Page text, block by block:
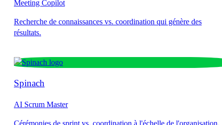
Meeting Copilot
Spinach
AI Scrum Master